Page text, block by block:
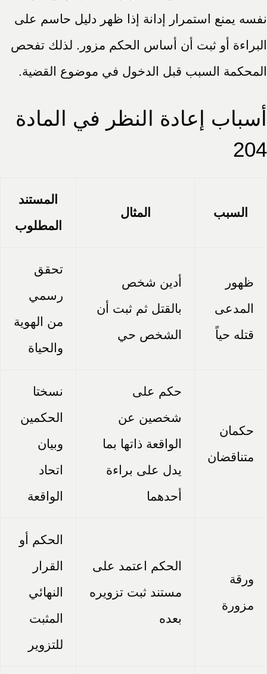
نفسه يمنع استمرار إدانة إذا ظهر دليل حاسم على
البراءة أو ثبت أن أساس الحكم مزور. لذلك تفحص
المحكمة السبب قبل الدخول في موضوع القضية.
أسباب إعادة النظر في المادة
204
السبب المثال
المستند
المطلوب
ظهور
المدعى
قتله حياً
أدين شخص
بالقتل ثم ثبت أن
الشخص حي
تحقق
رسمي
من الهوية
والحياة
حكمان
متناقضان
حكم على
شخصين عن
الواقعة ذاتها بما
يدل على براءة
أحدهما
نسختا
الحكمين
وبيان
اتحاد
الواقعة
ورقة
مزورة
الحكم اعتمد على
مستند ثبت تزويره
بعده
الحكم أو
القرار
النهائي
المثبت
للتزوير